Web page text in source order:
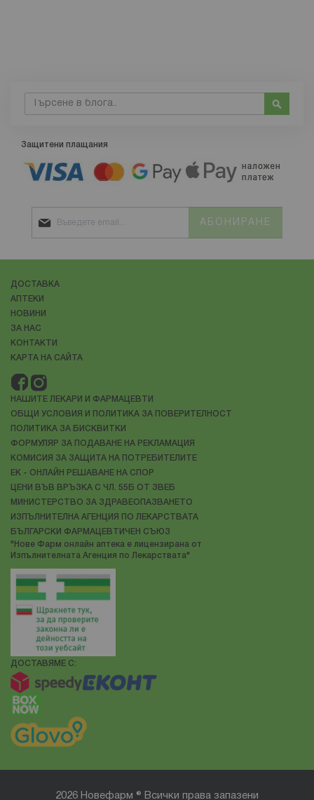
Търсене
Защитени плащания
АБОНИРАНЕ
ДОСТАВКА
АПТЕКИ
НОВИНИ
ЗА НАС
КОНТАКТИ
КАРТА НА САЙТА
НАШИТЕ ЛЕКАРИ И ФАРМАЦЕВТИ
ОБЩИ УСЛОВИЯ И ПОЛИТИКА ЗА ПОВЕРИТЕЛНОСТ
ПОЛИТИКА ЗА БИСКВИТКИ
ФОРМУЛЯР ЗА ПОДАВАНЕ НА РЕКЛАМАЦИЯ
КОМИСИЯ ЗА ЗАЩИТА НА ПОТРЕБИТЕЛИТЕ
ЕК - ОНЛАЙН РЕШАВАНЕ НА СПОР
ЦЕНИ ВЪВ ВРЪЗКА С ЧЛ. 55Б ОТ ЗВЕБ
МИНИСТЕРСТВО ЗА ЗДРАВЕОПАЗВАНЕТО
ИЗПЪЛНИТЕЛНА АГЕНЦИЯ ПО ЛЕКАРСТВАТА
БЪЛГАРСКИ ФАРМАЦЕВТИЧЕН СЪЮЗ
"Нове Фарм онлайн аптека е лицензирана от
Изпълнителната Агенция по Лекарствата"
ДОСТАВЯМЕ С:
2026 Новефарм ® Всички права запазени